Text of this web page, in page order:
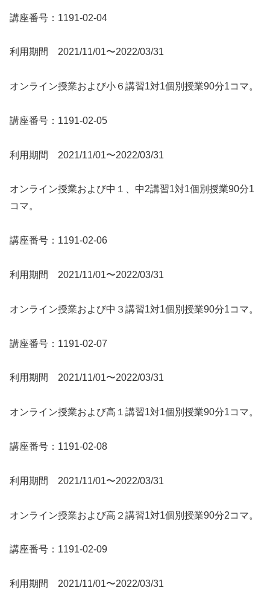
講座番号：1191-02-04
利用期間 2021/11/01〜2022/03/31
オンライン授業および小６講習1対1個別授業90分1コマ。
講座番号：1191-02-05
利用期間 2021/11/01〜2022/03/31
オンライン授業および中１、中2講習1対1個別授業90分1
コマ。
講座番号：1191-02-06
利用期間 2021/11/01〜2022/03/31
オンライン授業および中３講習1対1個別授業90分1コマ。
講座番号：1191-02-07
利用期間 2021/11/01〜2022/03/31
オンライン授業および高１講習1対1個別授業90分1コマ。
講座番号：1191-02-08
利用期間 2021/11/01〜2022/03/31
オンライン授業および高２講習1対1個別授業90分2コマ。
講座番号：1191-02-09
利用期間 2021/11/01〜2022/03/31